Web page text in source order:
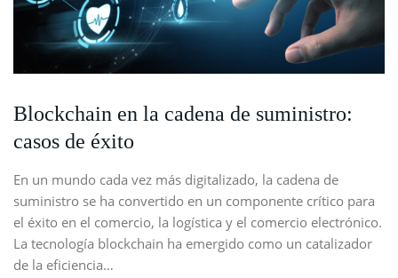
Blockchain en la cadena de suministro:
casos de éxito
En un mundo cada vez más digitalizado, la cadena de
suministro se ha convertido en un componente crítico para
el éxito en el comercio, la logística y el comercio electrónico.
La tecnología blockchain ha emergido como un catalizador
de la eficiencia…